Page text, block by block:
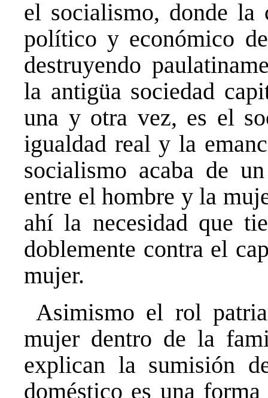
el socialismo, donde la
político y económico
destruyendo
la antigüa sociedad
una y otra vez, es el
igualdad real y la
socialismo acaba de
entre el hombre y la
ahí la necesidad que
doblemente contra el
mujer.
Asimismo el rol
mujer dentro de la
explican la sumisión
doméstico es una